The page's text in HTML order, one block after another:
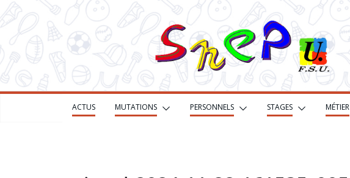
Passer
au
ACTUS MUTATIONS PERSONNELS STAGES MÉTIER